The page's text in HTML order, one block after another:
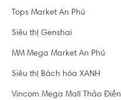
Tops Market An Phú
Siêu thị Genshai
MM Mega Market An Phú
Siêu thị Bách hóa XANH
Vincom Mega Mall Thảo Điền